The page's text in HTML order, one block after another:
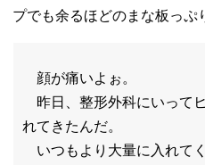
プでも余るほどのまな板っぷ
顔が痛いよぉ。
昨日、整形外科にいって
れてきたんだ。
いつもより大量に入れて